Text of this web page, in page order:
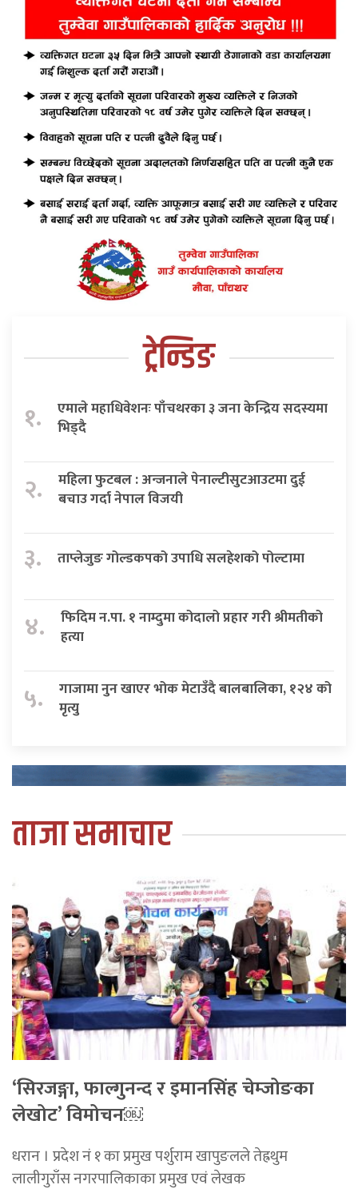
ट्रेन्डिङ
१.
एमाले महाधिवेशनः पाँचथरका ३ जना केन्द्रिय सदस्यमा
भिड्दै
२.
महिला फुटबल : अन्जनाले पेनाल्टीसुटआउटमा दुई
बचाउ गर्दा नेपाल विजयी
३. ताप्लेजुङ गोल्डकपको उपाधि सलहेशको पोल्टामा
४.
फिदिम न.पा. १ नाम्दुमा कोदालो प्रहार गरी श्रीमतीको
हत्या
५.
गाजामा नुन खाएर भोक मेटाउँदै बालबालिका, १२४ को
मृत्यु
ताजा समाचार
‘सिरजङ्गा, फाल्गुनन्द र इमानसिंह चेम्जोङका
लेखोट’ विमोचन￼
धरान । प्रदेश नं १ का प्रमुख पर्शुराम खापुङलले तेह्रथुम
लालीगुराँस नगरपालिकाका प्रमुख एवं लेखक